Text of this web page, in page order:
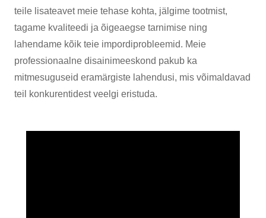
teile lisateavet meie tehase kohta, jälgime tootmist,
tagame kvaliteedi ja õigeaegse tarnimise ning
lahendame kõik teie impordiprobleemid. Meie
professionaalne disainimeeskond pakub ka
mitmesuguseid eramärgiste lahendusi, mis võimaldavad
teil konkurentidest veelgi eristuda.